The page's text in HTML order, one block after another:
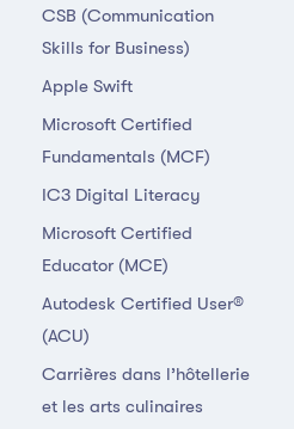
CSB (Communication
Skills for Business)
Apple Swift
Microsoft Certified
Fundamentals (MCF)
IC3 Digital Literacy
Microsoft Certified
Educator (MCE)
Autodesk Certified User®
(ACU)
Carrières dans l’hôtellerie
et les arts culinaires